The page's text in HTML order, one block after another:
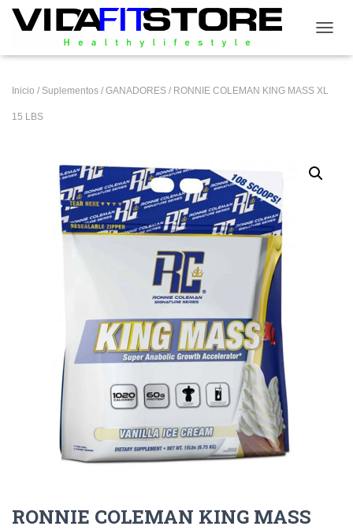
Inicio / Suplementos / GANADORES / RONNIE COLEMAN KING MASS XL
15 LBS
RONNIE COLEMAN KING MASS